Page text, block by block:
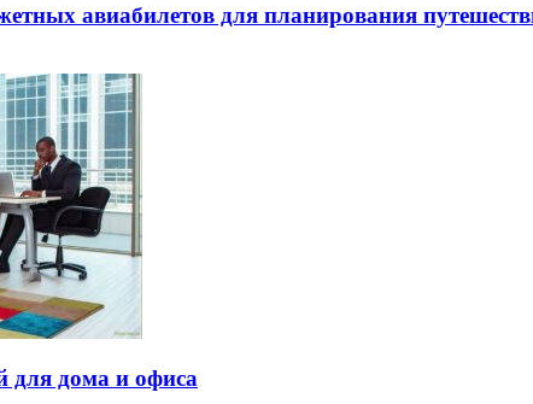
авиабилетов для планирования
для дома и офиса